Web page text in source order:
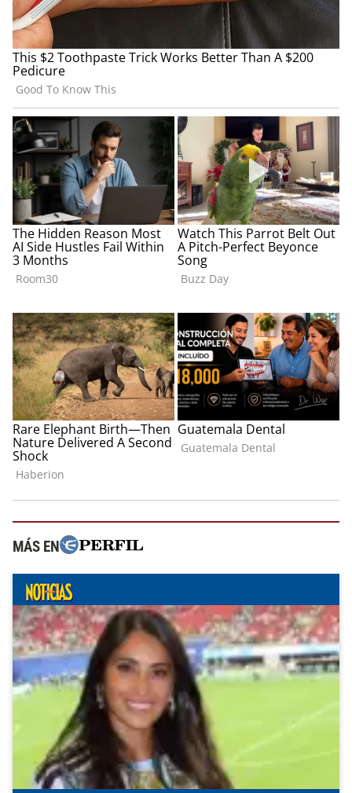
MÁS EN